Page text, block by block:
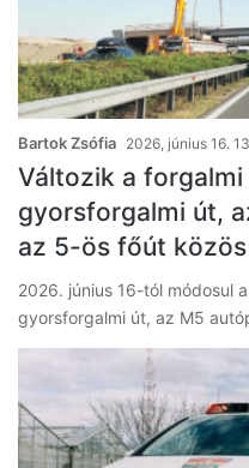
Bartok Zsófia 2026, június 16.
Változik a
gyorsforgalmi út,
az 5-ös főút
2026. június 16-tól módosul
gyorsforgalmi út, az M5